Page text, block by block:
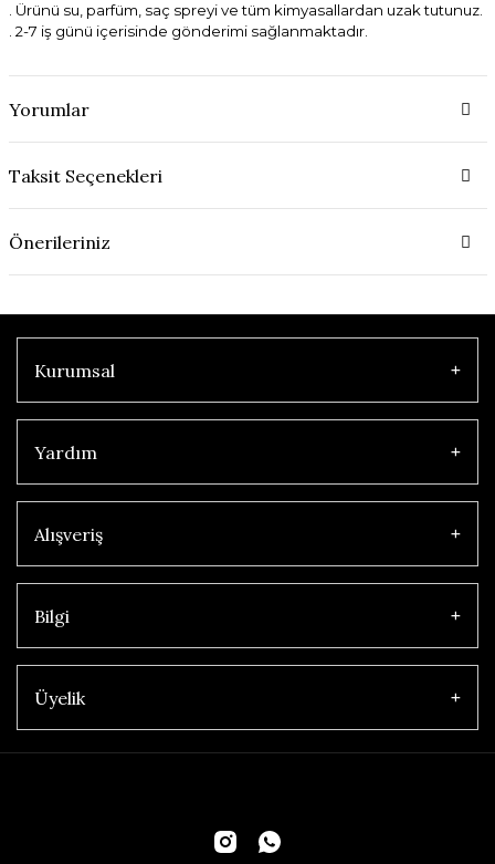
. Ürünü su, parfüm, saç spreyi ve tüm kimyasallardan uzak tutunuz.
. 2-7 iş günü içerisinde gönderimi sağlanmaktadır.
Yorumlar
Taksit Seçenekleri
Önerileriniz
Kurumsal
Yardım
Alışveriş
Bilgi
Üyelik